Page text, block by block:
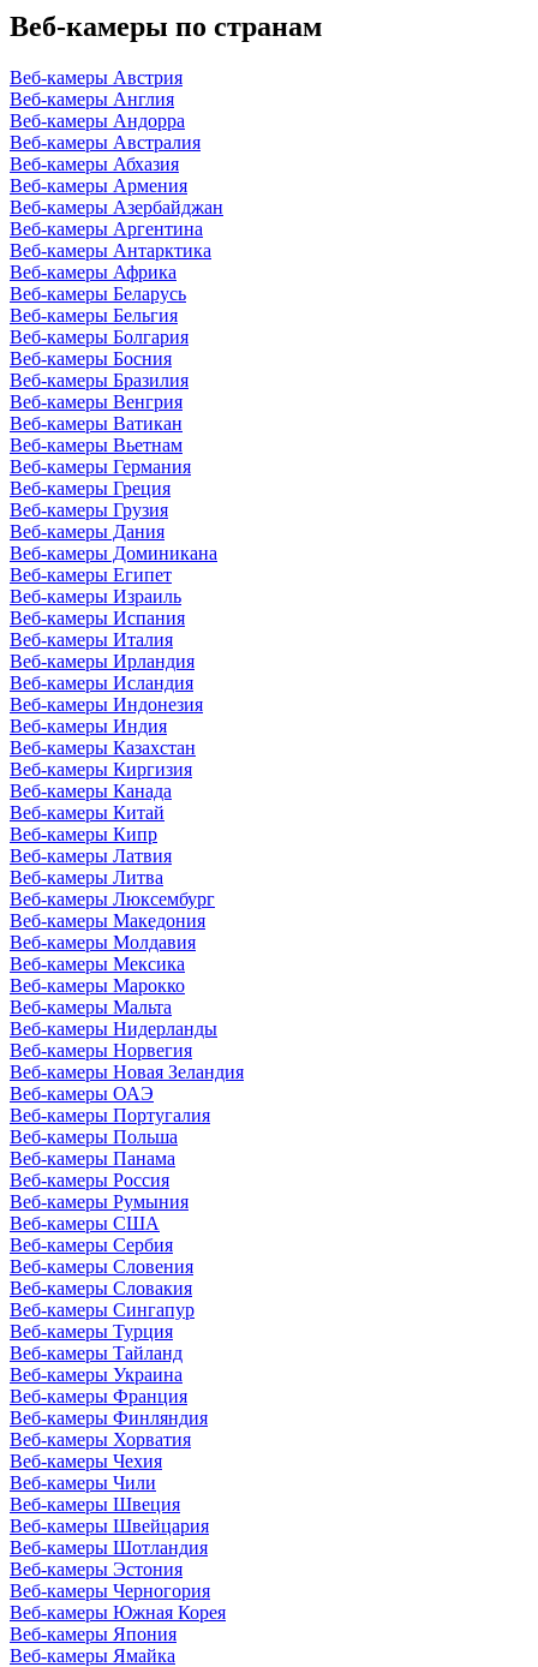
Веб-камеры по странам
Веб-камеры Австрия
Веб-камеры Англия
Веб-камеры Андорра
Веб-камеры Австралия
Веб-камеры Абхазия
Веб-камеры Армения
Веб-камеры Азербайджан
Веб-камеры Аргентина
Веб-камеры Антарктика
Веб-камеры Африка
Веб-камеры Беларусь
Веб-камеры Бельгия
Веб-камеры Болгария
Веб-камеры Босния
Веб-камеры Бразилия
Веб-камеры Венгрия
Веб-камеры Ватикан
Веб-камеры Вьетнам
Веб-камеры Германия
Веб-камеры Греция
Веб-камеры Грузия
Веб-камеры Дания
Веб-камеры Доминикана
Веб-камеры Египет
Веб-камеры Израиль
Веб-камеры Испания
Веб-камеры Италия
Веб-камеры Ирландия
Веб-камеры Исландия
Веб-камеры Индонезия
Веб-камеры Индия
Веб-камеры Казахстан
Веб-камеры Киргизия
Веб-камеры Канада
Веб-камеры Китай
Веб-камеры Кипр
Веб-камеры Латвия
Веб-камеры Литва
Веб-камеры Люксембург
Веб-камеры Македония
Веб-камеры Молдавия
Веб-камеры Мексика
Веб-камеры Марокко
Веб-камеры Мальта
Веб-камеры Нидерланды
Веб-камеры Норвегия
Веб-камеры Новая Зеландия
Веб-камеры ОАЭ
Веб-камеры Португалия
Веб-камеры Польша
Веб-камеры Панама
Веб-камеры Россия
Веб-камеры Румыния
Веб-камеры США
Веб-камеры Сербия
Веб-камеры Словения
Веб-камеры Словакия
Веб-камеры Сингапур
Веб-камеры Турция
Веб-камеры Тайланд
Веб-камеры Украина
Веб-камеры Франция
Веб-камеры Финляндия
Веб-камеры Хорватия
Веб-камеры Чехия
Веб-камеры Чили
Веб-камеры Швеция
Веб-камеры Швейцария
Веб-камеры Шотландия
Веб-камеры Эстония
Веб-камеры Черногория
Веб-камеры Южная Корея
Веб-камеры Япония
Веб-камеры Ямайка